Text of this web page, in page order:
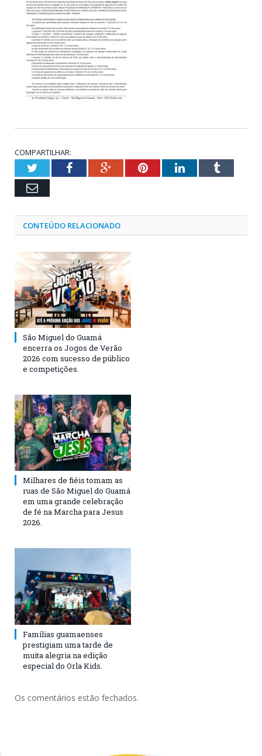
COMPARTILHAR:
TwitterFacebookGoogle+PinterestLinkedInTumblr
Email
CONTEÚDO RELACIONADO
São Miguel do Guamá
encerra os Jogos de Verão
2026 com sucesso de público
e competições.
Milhares de fiéis tomam as
ruas de São Miguel do Guamá
em uma grande celebração
de fé na Marcha para Jesus
2026.
Famílias guamaenses
prestigiam uma tarde de
muita alegria na edição
especial do Orla Kids.
Os comentários estão fechados.